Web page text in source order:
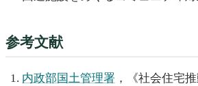
参考文献
内政部国土管理署 ，《社会住宅